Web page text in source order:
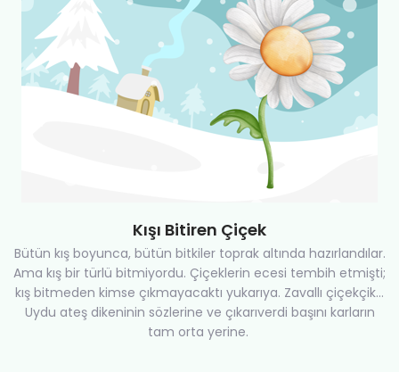
Kışı Bitiren Çiçek
Bütün kış boyunca, bütün bitkiler toprak altında hazırlandılar.
Ama kış bir türlü bitmiyordu. Çiçeklerin ecesi tembih etmişti;
kış bitmeden kimse çıkmayacaktı yukarıya. Zavallı çiçekçik...
Uydu ateş dikeninin sözlerine ve çıkarıverdi başını karların
tam orta yerine.